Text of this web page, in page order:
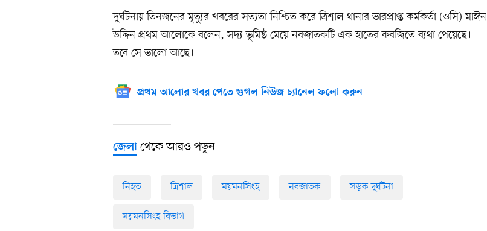
দুর্ঘটনায় তিনজনের মৃত্যুর খবরের সত্যতা নিশ্চিত করে ত্রিশাল থানার ভারপ্রাপ্ত কর্মকর্তা (ওসি) মাঈন
উদ্দিন প্রথম আলোকে বলেন, সদ্য ভূমিষ্ঠ মেয়ে নবজাতকটি এক হাতের কবজিতে ব্যথা পেয়েছে।
তবে সে ভালো আছে।
প্রথম আলোর খবর পেতে গুগল নিউজ চ্যানেল ফলো করুন
জেলা থেকে আরও পড়ুন
নিহত ত্রিশাল ময়মনসিংহ নবজাতক সড়ক দুর্ঘটনা
ময়মনসিংহ বিভাগ